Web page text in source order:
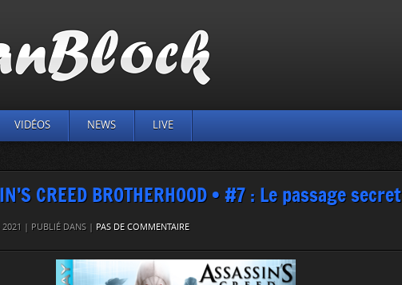
VIDÉOS NEWS LIVE
CREED BROTHERHOOD • #7 : Le passage secret
2021 | PUBLIÉ DANS | PAS DE COMMENTAIRE